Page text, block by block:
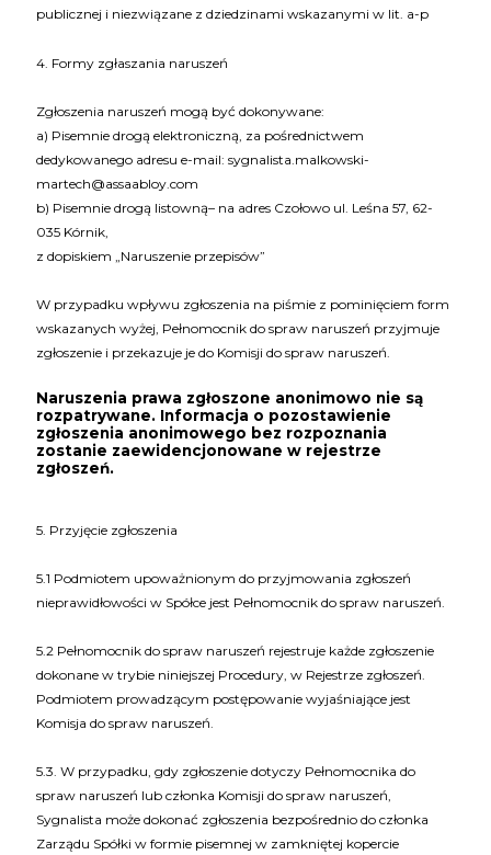
publicznej i niezwiązane z dziedzinami wskazanymi w lit. a-p
4. Formy zgłaszania naruszeń
Zgłoszenia naruszeń mogą być dokonywane:
a) Pisemnie drogą elektroniczną, za pośrednictwem
dedykowanego adresu e-mail: sygnalista.malkowski-
martech@assaabloy.com
b) Pisemnie drogą listowną– na adres Czołowo ul. Leśna 57, 62-
035 Kórnik,
z dopiskiem „Naruszenie przepisów”
W przypadku wpływu zgłoszenia na piśmie z pominięciem form
wskazanych wyżej, Pełnomocnik do spraw naruszeń przyjmuje
zgłoszenie i przekazuje je do Komisji do spraw naruszeń.
Naruszenia prawa zgłoszone anonimowo nie są
rozpatrywane. Informacja o pozostawienie
zgłoszenia anonimowego bez rozpoznania
zostanie zaewidencjonowane w rejestrze
zgłoszeń.
5. Przyjęcie zgłoszenia
5.1 Podmiotem upoważnionym do przyjmowania zgłoszeń
nieprawidłowości w Spółce jest Pełnomocnik do spraw naruszeń.
5.2 Pełnomocnik do spraw naruszeń rejestruje każde zgłoszenie
dokonane w trybie niniejszej Procedury, w Rejestrze zgłoszeń.
Podmiotem prowadzącym postępowanie wyjaśniające jest
Komisja do spraw naruszeń.
5.3. W przypadku, gdy zgłoszenie dotyczy Pełnomocnika do
spraw naruszeń lub członka Komisji do spraw naruszeń,
Sygnalista może dokonać zgłoszenia bezpośrednio do członka
Zarządu Spółki w formie pisemnej w zamkniętej kopercie